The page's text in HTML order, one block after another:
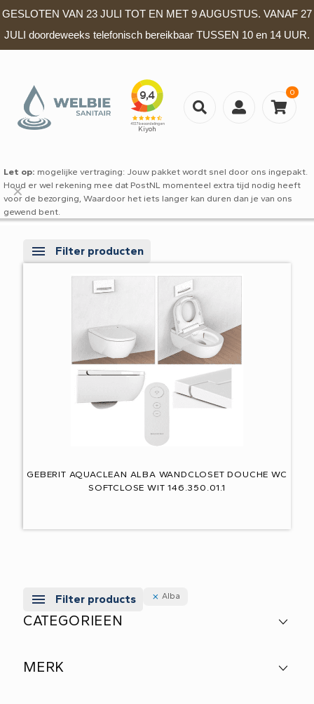
GESLOTEN VAN 23 JULI TOT EN MET 9 AUGUSTUS. VANAF 27
JULI doordeweeks telefonisch bereikbaar TUSSEN 10 en 14 UUR.
0
Let op: mogelijke vertraging: Jouw pakket wordt snel door ons ingepakt.
Houd er wel rekening mee dat PostNL momenteel extra tijd nodig heeft
voor de bezorging, Waardoor het iets langer kan duren dan je van ons
gewend bent.
✕
Filter producten
GEBERIT AQUACLEAN ALBA WANDCLOSET DOUCHE WC
SOFTCLOSE WIT 146.350.01.1
Filter products Alba
CATEGORIEEN
MERK